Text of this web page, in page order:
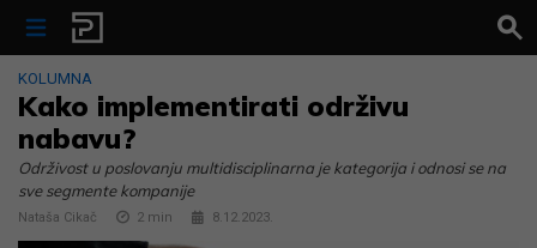
Skip to content
KOLUMNA
Kako implementirati održivu
nabavu?
Održivost u poslovanju multidisciplinarna je kategorija i odnosi se na
sve segmente kompanije
Nataša Cikač 2 min 8.12.2023.